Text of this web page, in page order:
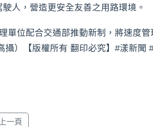
駛人，營造更安全友善之用路環境。
單位配合交通部推動新制，將速度
攝）【版權所有 翻印必究】#漾新
一頁